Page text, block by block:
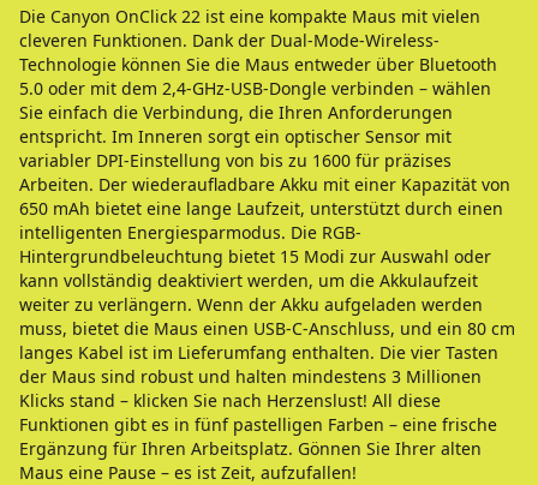
Die Canyon OnClick 22 ist eine kompakte Maus mit vielen
cleveren Funktionen. Dank der Dual-Mode-Wireless-
Technologie können Sie die Maus entweder über Bluetooth
5.0 oder mit dem 2,4-GHz-USB-Dongle verbinden – wählen
Sie einfach die Verbindung, die Ihren Anforderungen
entspricht. Im Inneren sorgt ein optischer Sensor mit
variabler DPI-Einstellung von bis zu 1600 für präzises
Arbeiten. Der wiederaufladbare Akku mit einer Kapazität von
650 mAh bietet eine lange Laufzeit, unterstützt durch einen
intelligenten Energiesparmodus. Die RGB-
Hintergrundbeleuchtung bietet 15 Modi zur Auswahl oder
kann vollständig deaktiviert werden, um die Akkulaufzeit
weiter zu verlängern. Wenn der Akku aufgeladen werden
muss, bietet die Maus einen USB-C-Anschluss, und ein 80 cm
langes Kabel ist im Lieferumfang enthalten. Die vier Tasten
der Maus sind robust und halten mindestens 3 Millionen
Klicks stand – klicken Sie nach Herzenslust! All diese
Funktionen gibt es in fünf pastelligen Farben – eine frische
Ergänzung für Ihren Arbeitsplatz. Gönnen Sie Ihrer alten
Maus eine Pause – es ist Zeit, aufzufallen!